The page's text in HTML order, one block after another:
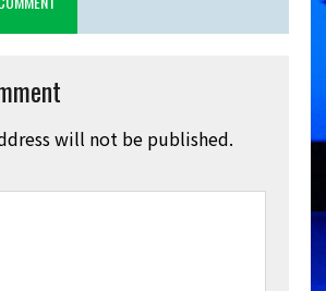
will not be published.